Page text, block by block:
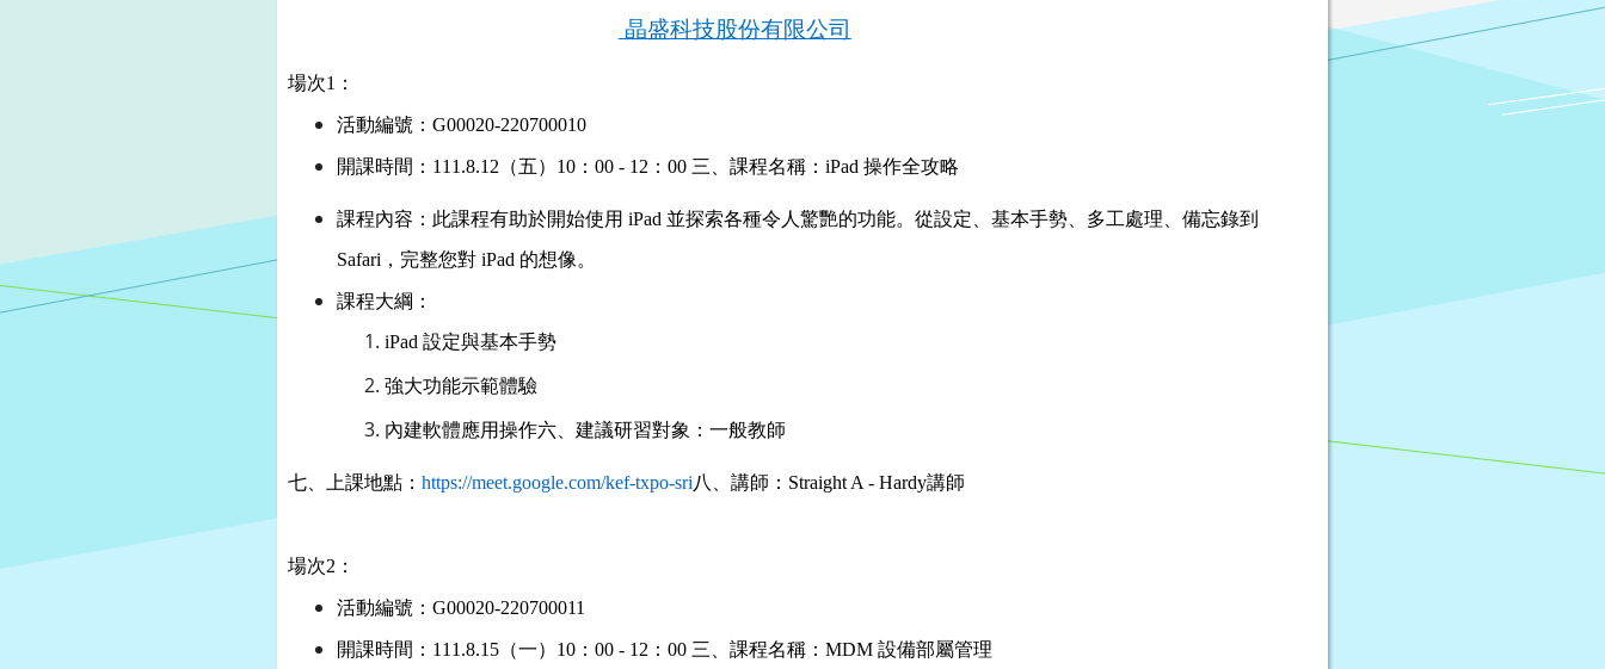
晶盛科技股份有限公司
場次1：
活動編號：G00020-220700010
開課時間：111.8.12（五）10：00 - 12：00 三、課程名稱：iPad 操作全攻略
課程內容：此課程有助於開始使用 iPad 並探索各種令人驚艷的功能。從設定、基本手勢、多工處理、備忘錄到
Safari，完整您對 iPad 的想像。
課程大綱：
iPad 設定與基本手勢
強大功能示範體驗
內建軟體應用操作六、建議研習對象：一般教師
七、上課地點：https://meet.google.com/kef-txpo-sri八、講師：Straight A - Hardy講師
場次2：
活動編號：G00020-220700011
開課時間：111.8.15（一）10：00 - 12：00 三、課程名稱：MDM 設備部屬管理